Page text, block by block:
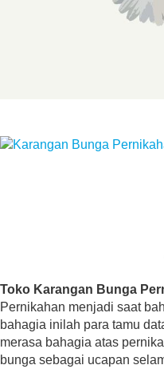
Toko Karangan Bunga
Pernikahan menjadi saat
bahagia inilah para tamu
merasa bahagia atas
bunga sebagai ucapan